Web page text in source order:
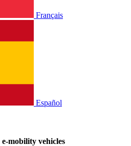
Français
Español
e-mobility vehicles